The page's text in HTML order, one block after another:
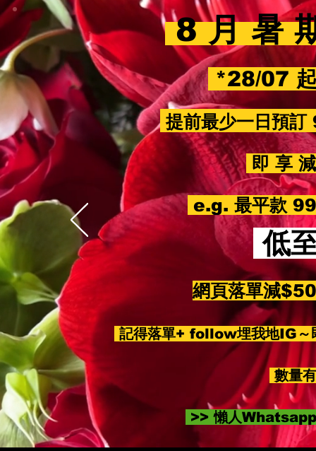
8 月 暑
*28/07
提前最少一日預
即 享
e.g. 最平款
低
網頁落單減
記得落單+ follow埋我地IG～
數量
>> 懶人